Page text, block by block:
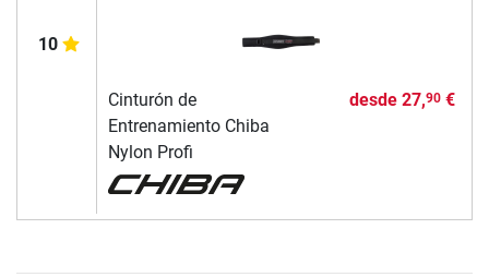
10
Cinturón de
Entrenamiento Chiba
Nylon Profi
desde 27,90€